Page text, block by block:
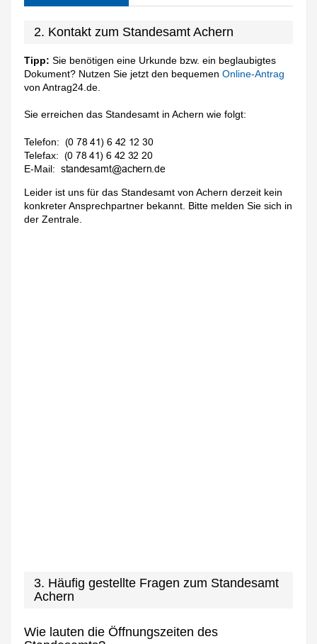
2. Kontakt zum Standesamt Achern
Tipp: Sie benötigen eine Urkunde bzw. ein beglaubigtes
Dokument? Nutzen Sie jetzt den bequemenOnline-Antrag
von Antrag24.de.
Sie erreichen das Standesamt in Achern wie folgt:
Telefon:
Telefax:
E-Mail:
Leider ist uns für das Standesamt von Achern derzeit kein
konkreter Ansprechpartner bekannt. Bitte melden Sie sich in
der Zentrale.
3. Häufig gestellte Fragen zum Standesamt
Achern
Wie lauten die Öffnungszeiten des